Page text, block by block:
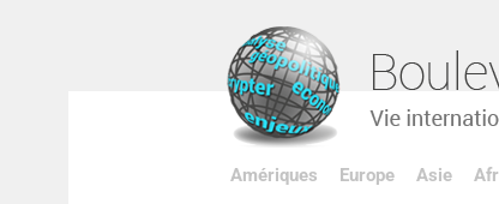
Amériques Europe Asie